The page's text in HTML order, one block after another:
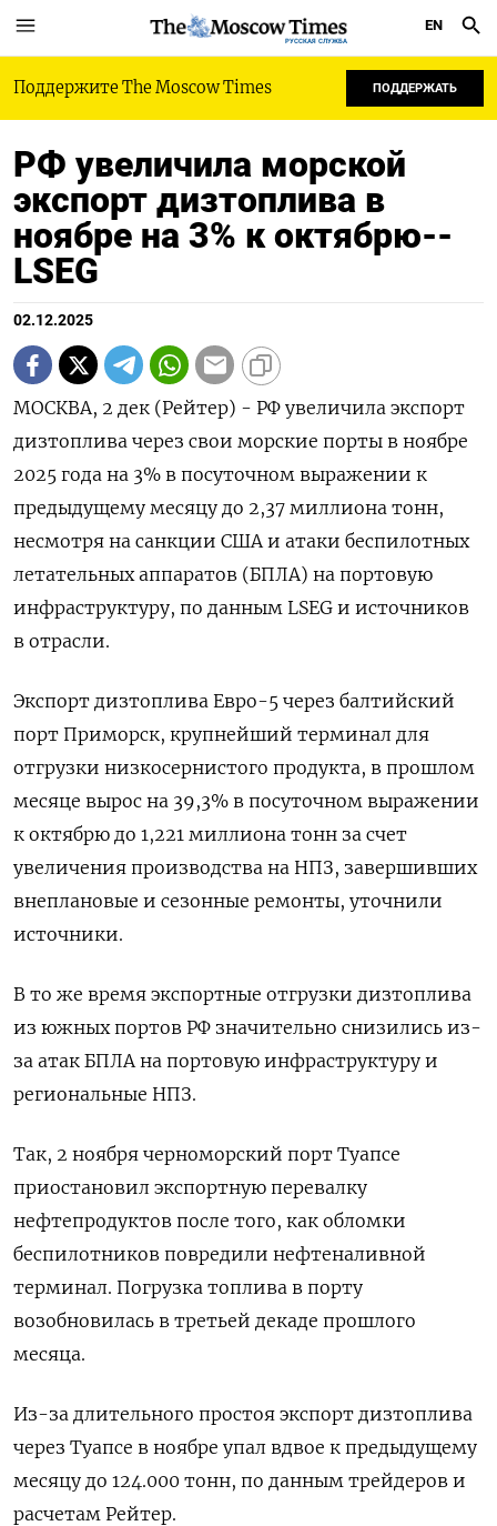
РУССКАЯ СЛУЖБА
EN
Поддержите The Moscow Times ПОДДЕРЖАТЬ
РФ увеличила морской
экспорт дизтоплива в
ноябре на 3% к октябрю--
LSEG
02.12.2025
МОСКВА, 2 дек (Рейтер) - РФ увеличила экспорт
дизтоплива через свои морские порты в ноябре
2025 года на 3% в посуточном выражении к
предыдущему месяцу до 2,37 миллиона тонн,
несмотря на санкции США и атаки беспилотных
летательных аппаратов (БПЛА) на портовую
инфраструктуру, по данным LSEG и источников
в отрасли.
Экспорт дизтоплива Евро-5 через балтийский
порт Приморск, крупнейший терминал для
отгрузки низкосернистого продукта, в прошлом
месяце вырос на 39,3% в посуточном выражении
к октябрю до 1,221 миллиона тонн за счет
увеличения производства на НПЗ, завершивших
внеплановые и сезонные ремонты, уточнили
источники.
В то же время экспортные отгрузки дизтоплива
из южных портов РФ значительно снизились из-
за атак БПЛА на портовую инфраструктуру и
региональные НПЗ.
Так, 2 ноября черноморский порт Туапсе
приостановил экспортную перевалку
нефтепродуктов после того, как обломки
беспилотников повредили нефтеналивной
терминал. Погрузка топлива в порту
возобновилась в третьей декаде прошлого
месяца.
Из-за длительного простоя экспорт дизтоплива
через Туапсе в ноябре упал вдвое к предыдущему
месяцу до 124.000 тонн, по данным трейдеров и
расчетам Рейтер.